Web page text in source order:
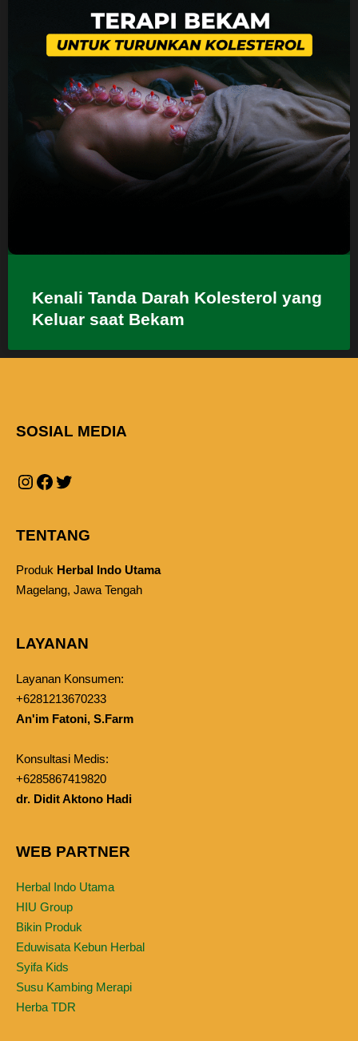
Kenali Tanda Darah Kolesterol yang
Keluar saat Bekam
SOSIAL MEDIA
TENTANG
Produk Herbal Indo Utama
Magelang, Jawa Tengah
LAYANAN
Layanan Konsumen:
+6281213670233
An'im Fatoni, S.Farm
Konsultasi Medis:
+6285867419820
dr. Didit Aktono Hadi
WEB PARTNER
Herbal Indo Utama
HIU Group
Bikin Produk
Eduwisata Kebun Herbal
Syifa Kids
Susu Kambing Merapi
Herba TDR